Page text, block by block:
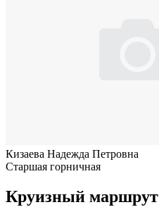
Кизаева Надежда Петровна
Старшая горничная
Круизный маршрут